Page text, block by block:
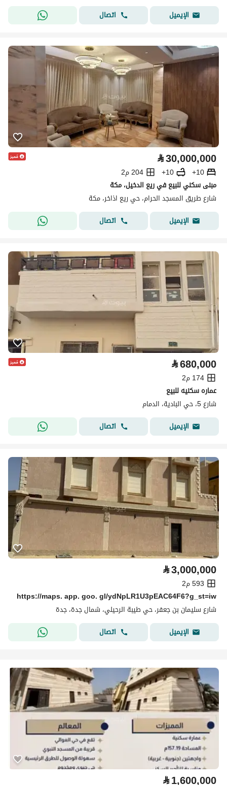
الإيميل
اتصال
⃁30,000,000
10+
10+
204 م2
مبنى سكني للبيع في ريع الدخيل، مكة
شارع طريق المسجد الحرام، حي ريع اذاخر، مكة
الإيميل
اتصال
⃁680,000
174 م2
عماره سكنيه للبيع
شارع 5، حي البادية، الدمام
الإيميل
اتصال
⃁3,000,000
593 م2
https://maps. app. goo. gl/ydNpLR1U3pEAC64F6?g_st=iw
شارع سليمان بن جعفر، حي طيبة الرحيلي، شمال جدة، جدة
الإيميل
اتصال
⃁1,600,000